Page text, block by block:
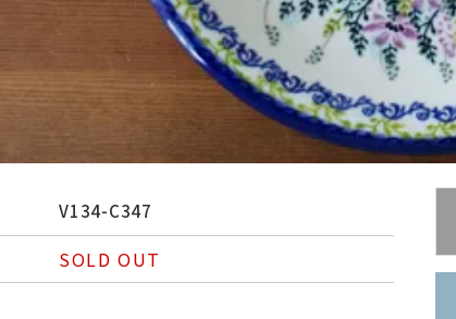
V134-C347
SOLD OUT